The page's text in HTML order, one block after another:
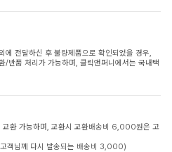
전달하신 후 불량제품으로 확인되었을 경우,
/반품 처리가 가능하며, 클릭앤퍼니에서는 국내택
교환 가능하며, 교환시 교환배송비 6,000원은 고
객님께 다시 발송되는 배송비 3,000)